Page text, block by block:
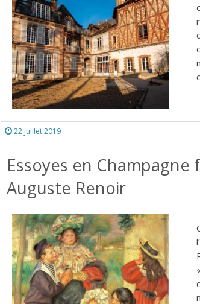
22 juillet 2019
Essoyes en
Auguste Renoir